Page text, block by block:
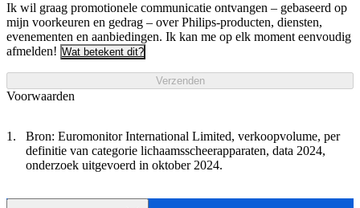
Ik wil graag promotionele communicatie ontvangen – gebaseerd op
mijn voorkeuren en gedrag – over Philips-producten, diensten,
evenementen en aanbiedingen. Ik kan me op elk moment eenvoudig
afmelden! Wat betekent dit?
Verzenden
Voorwaarden
Bron: Euromonitor International Limited, verkoopvolume, per
definitie van categorie lichaamsscheerapparaten, data 2024,
onderzoek uitgevoerd in oktober 2024.